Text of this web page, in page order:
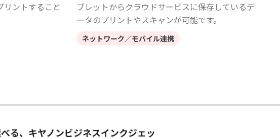
ントすること
ブレットからクラウドサービスに保存しているデ
ータのプリントやスキャンが可能です。
ネットワーク／モバイル連携
る、キヤノンビジネスインクジェッ